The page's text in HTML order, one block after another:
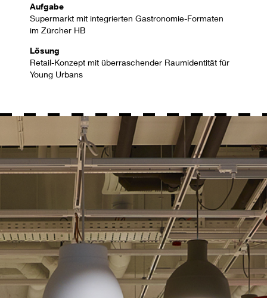
Aufgabe
Supermarkt mit integrierten Gastronomie-Formaten
im Zürcher HB
Lösung
Retail-Konzept mit überraschender Raumidentität für
Young Urbans